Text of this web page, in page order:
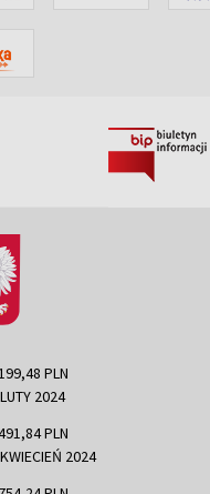
PLN
2024
PLN
2024